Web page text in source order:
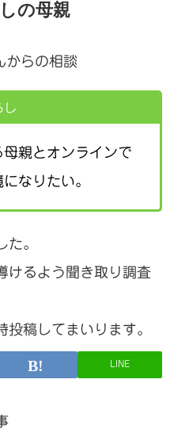
の母親
からの相談
し
親とオンラインで
なりたい。
。
けるよう聞き取り調査
稿してまいります。
LINE